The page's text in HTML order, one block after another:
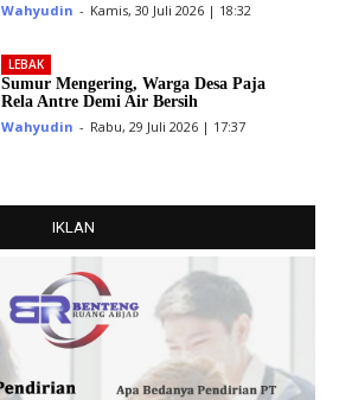
Wahyudin - Kamis, 30 Juli 2026 | 18:32
LEBAK
Sumur Mengering, Warga Desa Paja
Rela Antre Demi Air Bersih
Wahyudin - Rabu, 29 Juli 2026 | 17:37
IKLAN